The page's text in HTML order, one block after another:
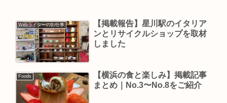
Webライターのお仕事
【掲載報告】星川駅のイタリア
ンとリサイクルショップを取材
しました
Foods
【横浜の食と楽しみ】掲載記事
まとめ｜No.3〜No.8をご紹介